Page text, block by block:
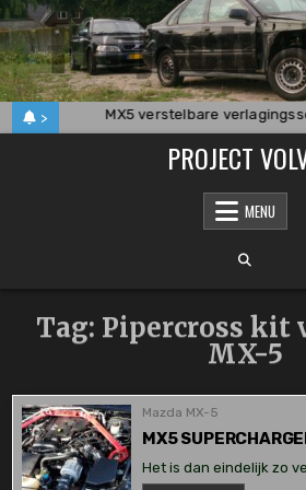
Skip
to
content
>
340 MX5 verstelbare
PROJECT
MENU
Tag: Pipercross kit
MX-5
Mazda MX-5
MX5
Het is dan eindelijk zo